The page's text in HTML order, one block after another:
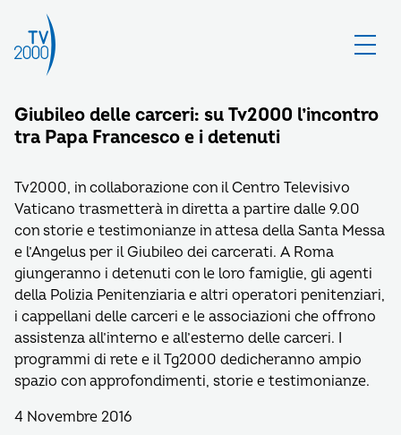
Giubileo delle carceri: su Tv2000 l’incontro
tra Papa Francesco e i detenuti
Tv2000, in collaborazione con il Centro Televisivo
Vaticano trasmetterà in diretta a partire dalle 9.00
con storie e testimonianze in attesa della Santa Messa
e l’Angelus per il Giubileo dei carcerati. A Roma
giungeranno i detenuti con le loro famiglie, gli agenti
della Polizia Penitenziaria e altri operatori penitenziari,
i cappellani delle carceri e le associazioni che offrono
assistenza all’interno e all’esterno delle carceri. I
programmi di rete e il Tg2000 dedicheranno ampio
spazio con approfondimenti, storie e testimonianze.
4 Novembre 2016